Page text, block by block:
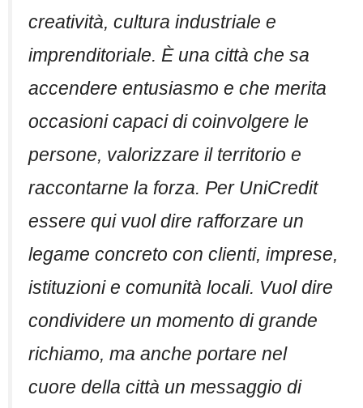
creatività, cultura industriale e
imprenditoriale. È una città che sa
accendere entusiasmo e che merita
occasioni capaci di coinvolgere le
persone, valorizzare il territorio e
raccontarne la forza. Per UniCredit
essere qui vuol dire rafforzare un
legame concreto con clienti, imprese,
istituzioni e comunità locali. Vuol dire
condividere un momento di grande
richiamo, ma anche portare nel
cuore della città un messaggio di